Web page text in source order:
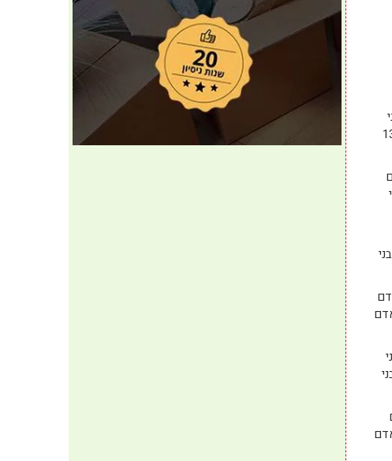
בני אדם, 16 בני
הוא חודש מרץ בו נפגעו 137
נפגעו 94 בני
אדם נהרגו ו- 29 נפצעו באורח קשה, החודש בו מספר הנפגעים הגבוה ביותר הוא חודש מרץ בו נפגעו 65 בני
בני אדם
הוא חודש ינואר בו נפגעו 55 בני אדם
הנפגעים הגבוה ביותר הוא חודש יולי בו נפגעו 50 בני
הוא חודש ינואר בו נפגעו 58 בני אדם